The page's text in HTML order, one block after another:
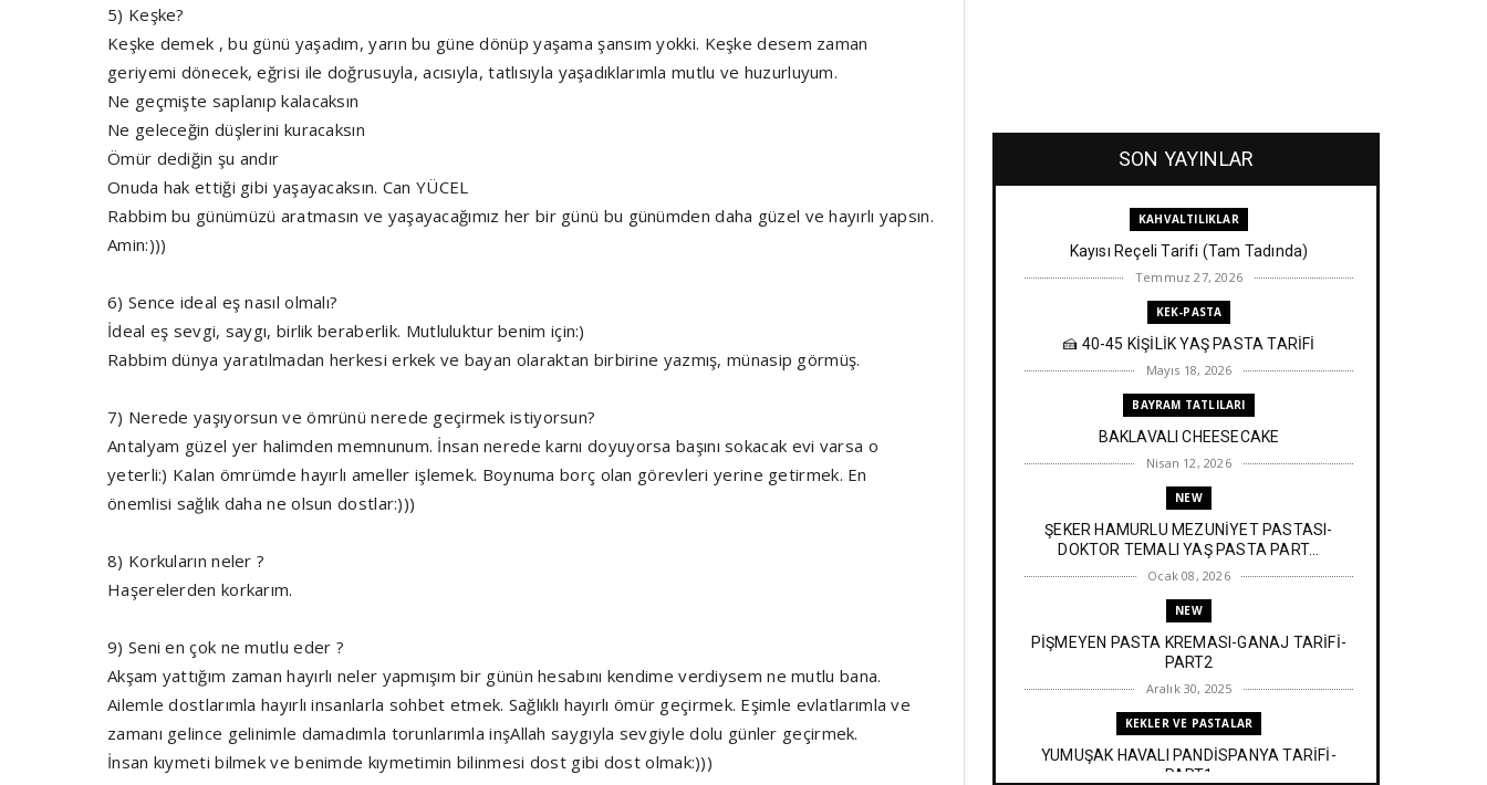
5) Keşke?
Keşke demek , bu günü yaşadım, yarın bu güne dönüp yaşama şansım yokki. Keşke desem zaman
geriyemi dönecek, eğrisi ile doğrusuyla, acısıyla, tatlısıyla yaşadıklarımla mutlu ve huzurluyum.
Ne geçmişte saplanıp kalacaksın
Ne geleceğin düşlerini kuracaksın
Ömür dediğin şu andır
Onuda hak ettiği gibi yaşayacaksın. Can YÜCEL
Rabbim bu günümüzü aratmasın ve yaşayacağımız her bir günü bu günümden daha güzel ve hayırlı yapsın.
Amin:)))
6) Sence ideal eş nasıl olmalı?
İdeal eş sevgi, saygı, birlik beraberlik. Mutluluktur benim için:)
Rabbim dünya yaratılmadan herkesi erkek ve bayan olaraktan birbirine yazmış, münasip görmüş.
7) Nerede yaşıyorsun ve ömrünü nerede geçirmek istiyorsun?
Antalyam güzel yer halimden memnunum. İnsan nerede karnı doyuyorsa başını sokacak evi varsa o
yeterli:) Kalan ömrümde hayırlı ameller işlemek. Boynuma borç olan görevleri yerine getirmek. En
önemlisi sağlık daha ne olsun dostlar:)))
8) Korkuların neler ?
Haşerelerden korkarım.
9) Seni en çok ne mutlu eder ?
Akşam yattığım zaman hayırlı neler yapmışım bir günün hesabını kendime verdiysem ne mutlu bana.
Ailemle dostlarımla hayırlı insanlarla sohbet etmek. Sağlıklı hayırlı ömür geçirmek. Eşimle evlatlarımla ve
zamanı gelince gelinimle damadımla torunlarımla inşAllah saygıyla sevgiyle dolu günler geçirmek.
İnsan kıymeti bilmek ve benimde kıymetimin bilinmesi dost gibi dost olmak:)))
SON YAYINLAR
KAHVALTILIKLAR
Kayısı Reçeli Tarifi (Tam Tadında)
Temmuz 27, 2026
KEK-PASTA
🍰 40-45 KİŞİLİK YAŞ PASTA TARİFİ
Mayıs 18, 2026
BAYRAM TATLILARI
BAKLAVALI CHEESECAKE
Nisan 12, 2026
NEW
ŞEKER HAMURLU MEZUNİYET PASTASI-
DOKTOR TEMALI YAŞ PASTA PART...
Ocak 08, 2026
NEW
PİŞMEYEN PASTA KREMASI-GANAJ TARİFİ-
PART2
Aralık 30, 2025
KEKLER VE PASTALAR
YUMUŞAK HAVALI PANDİSPANYA TARİFİ-
PART1